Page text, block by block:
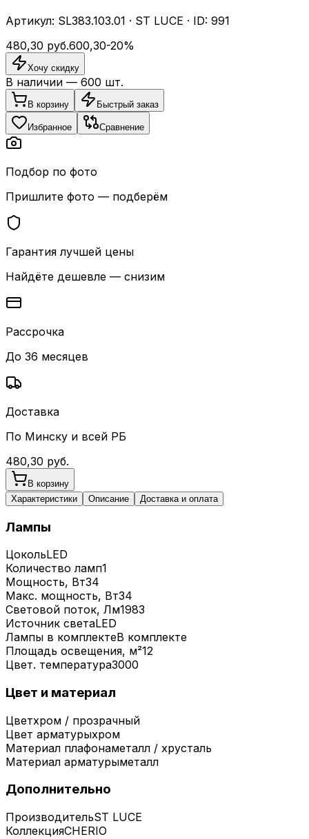
Артикул: SL383.103.01 · ST LUCE · ID: 991
480,30 руб.600,30-20%
Хочу скидку
В наличии — 600 шт.
В корзину Быстрый заказ
Избранное Сравнение
Подбор по фото
Пришлите фото — подберём
Гарантия лучшей цены
Найдёте дешевле — снизим
Рассрочка
До 36 месяцев
Доставка
По Минску и всей РБ
480,30 руб.
В корзину
Характеристики
Описание Доставка и оплата
Лампы
ЦокольLED
Количество ламп1
Мощность, Вт34
Макс. мощность, Вт34
Световой поток, Лм1983
Источник светаLED
Лампы в комплектеВ комплекте
Площадь освещения, м²12
Цвет. температура3000
Цвет и материал
Цветхром / прозрачный
Цвет арматурыхром
Материал плафонаметалл / хрусталь
Материал арматурыметалл
Дополнительно
ПроизводительST LUCE
КоллекцияCHERIO